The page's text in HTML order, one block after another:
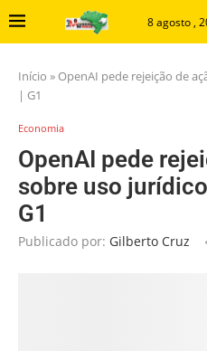
8 agosto ,
Início » OpenAI pede rejeição de
| G1
Economia
OpenAI pede
sobre uso
G1
Publicado por: Gilberto Cruz